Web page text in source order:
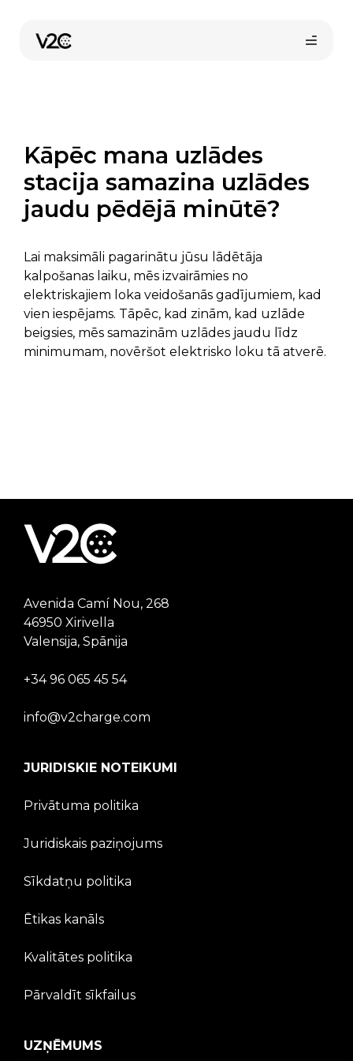
content
Pirkt tiešsaistē
Kāpēc mana uzlādes
stacija samazina uzlādes
jaudu pēdējā minūtē?
Lai maksimāli pagarinātu jūsu lādētāja
kalpošanas laiku, mēs izvairāmies no
elektriskajiem loka veidošanās gadījumiem, kad
vien iespējams. Tāpēc, kad zinām, kad uzlāde
beigsies, mēs samazinām uzlādes jaudu līdz
minimumam, novēršot elektrisko loku tā atverē.
Avenida Camí Nou, 268
46950 Xirivella
Valensija, Spānija
+34 96 065 45 54
info@v2charge.com
JURIDISKIE NOTEIKUMI
Privātuma politika
Juridiskais paziņojums
Sīkdatņu politika
Ētikas kanāls
Kvalitātes politika
Pārvaldīt sīkfailus
UZŅĒMUMS